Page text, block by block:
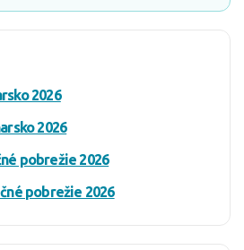
2026
2026
pobrežie 2026
pobrežie 2026